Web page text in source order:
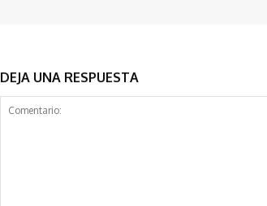
DEJA UNA RESPUESTA